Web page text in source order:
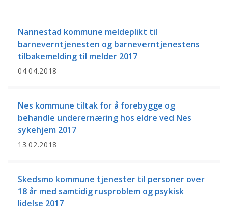
Nannestad kommune meldeplikt til
barneverntjenesten og barneverntjenestens
tilbakemelding til melder 2017
04.04.2018
Nes kommune tiltak for å forebygge og
behandle underernæring hos eldre ved Nes
sykehjem 2017
13.02.2018
Skedsmo kommune tjenester til personer over
18 år med samtidig rusproblem og psykisk
lidelse 2017